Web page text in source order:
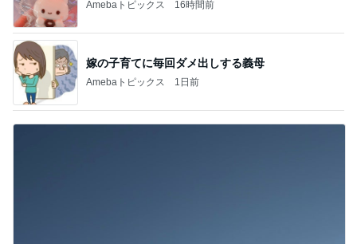
Amebaトピックス 16時間前
嫁の子育てに毎回ダメ出しする義母
Amebaトピックス 1日前